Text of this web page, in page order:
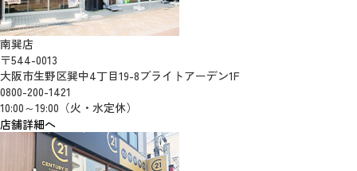
南巽店
〒544-0013
大阪市生野区巽中4丁目19-8ブライトアーデン1F
0800-200-1421
10:00～19:00（火・水定休）
店舗詳細へ